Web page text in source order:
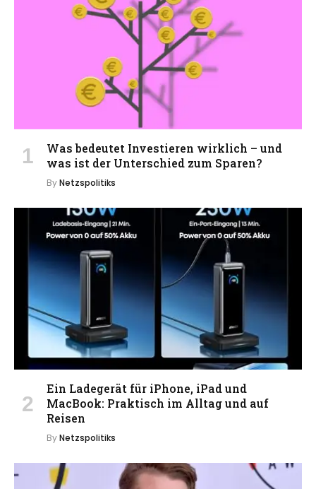
Was bedeutet Investieren wirklich – und
was ist der Unterschied zum Sparen?
ByNetzspolitiks
Ein Ladegerät für iPhone, iPad und
MacBook: Praktisch im Alltag und auf
Reisen
ByNetzspolitiks